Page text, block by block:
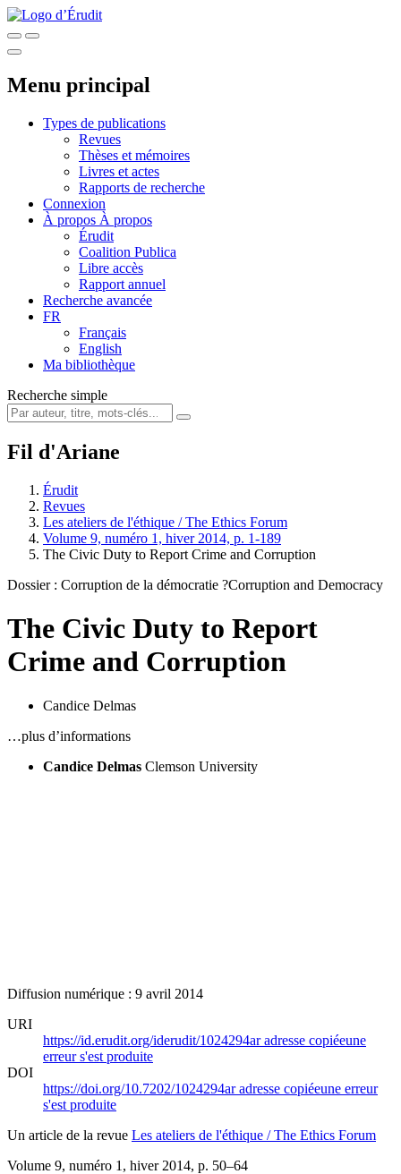
Menu principal
Types de publications
Revues
Thèses et mémoires
Livres et actes
Rapports de recherche
Connexion
À propos À propos
Érudit
Coalition Publica
Libre accès
Rapport annuel
Recherche avancée
FR
Français
English
Ma bibliothèque
Recherche simple
Fil d'Ariane
Érudit
Revues
Les ateliers de l'éthique / The Ethics Forum
Volume 9, numéro 1, hiver 2014, p. 1-189
The Civic Duty to Report Crime and Corruption
Dossier : Corruption de la démocratie ?Corruption and Democracy
The Civic Duty to Report
Crime and Corruption
Candice Delmas
…plus d’informations
Candice Delmas Clemson University
Diffusion numérique : 9 avril 2014
URI
https://id.erudit.org/iderudit/1024294aradresse copiéeune
erreur s'est produite
DOI
https://doi.org/10.7202/1024294aradresse copiéeune erreur
s'est produite
Un article de la revue Les ateliers de l'éthique / The Ethics Forum
Volume 9, numéro 1, hiver 2014, p. 50–64